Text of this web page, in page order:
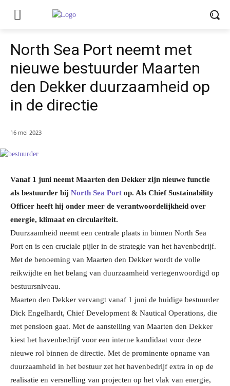
North Sea Port neemt met
nieuwe bestuurder Maarten
den Dekker duurzaamheid op
in de directie
16 mei 2023
Vanaf 1 juni neemt Maarten den Dekker zijn nieuwe functie
als bestuurder bij North Sea Port op. Als Chief Sustainability
Officer heeft hij onder meer de verantwoordelijkheid over
energie, klimaat en circulariteit.
Duurzaamheid neemt een centrale plaats in binnen North Sea
Port en is een cruciale pijler in de strategie van het havenbedrijf.
Met de benoeming van Maarten den Dekker wordt de volle
reikwijdte en het belang van duurzaamheid vertegenwoordigd op
bestuursniveau.
Maarten den Dekker vervangt vanaf 1 juni de huidige bestuurder
Dick Engelhardt, Chief Development & Nautical Operations, die
met pensioen gaat. Met de aanstelling van Maarten den Dekker
kiest het havenbedrijf voor een interne kandidaat voor deze
nieuwe rol binnen de directie. Met de prominente opname van
duurzaamheid in het bestuur zet het havenbedrijf extra in op de
realisatie en versnelling van projecten op het vlak van energie,